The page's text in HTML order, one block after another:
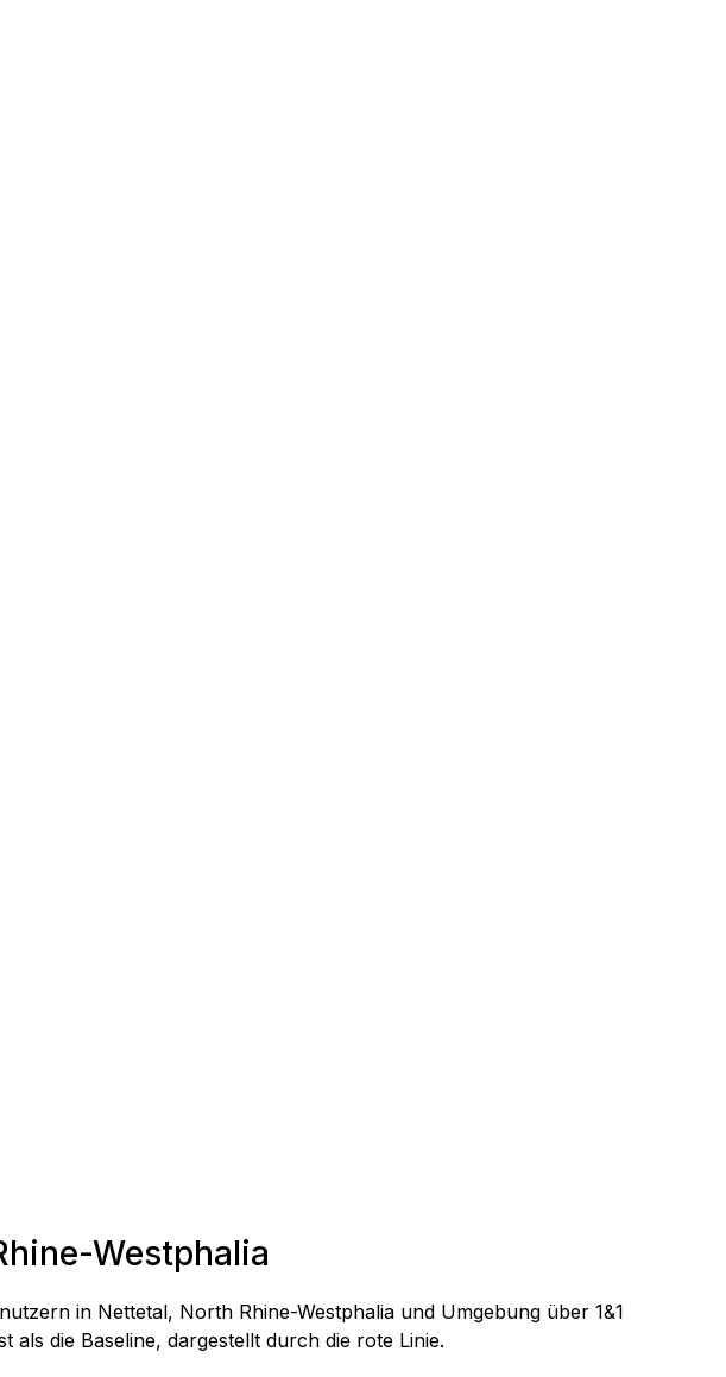
Westphalia
in Nettetal, North Rhine-Westphalia und Umgebung über 1&1
die Baseline, dargestellt durch die rote Linie.